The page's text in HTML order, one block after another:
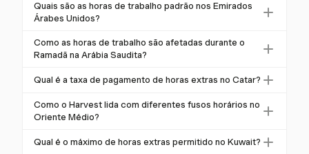
Quais são as horas de trabalho padrão nos Emirados
Árabes Unidos?
Nos Emirados Árabes Unidos, as horas de trabalho
padrão para o setor privado são 8 horas por dia ou 48
normalmente operam com dias de trabalho de 7
horas.
Como as horas de trabalho são afetadas durante o
Ramadã na Arábia Saudita?
Durante o Ramadã, os funcionários muçulmanos na
tipicamente 6 horas por dia ou 36 horas por semana,
para acomodar os horários de jejum e oração.
Qual é a taxa de pagamento de horas extras no Catar?
No Catar, as horas extras são compensadas a um
mínimo de 125% do salário regular, aumentando para
descanso ou feriados é pago a 150% mais um dia de
Como o Harvest lida com diferentes fusos horários no
Oriente Médio?
O suporte multiplataforma do Harvest permite um
Qual é o máximo de horas extras permitido no Kuwait?